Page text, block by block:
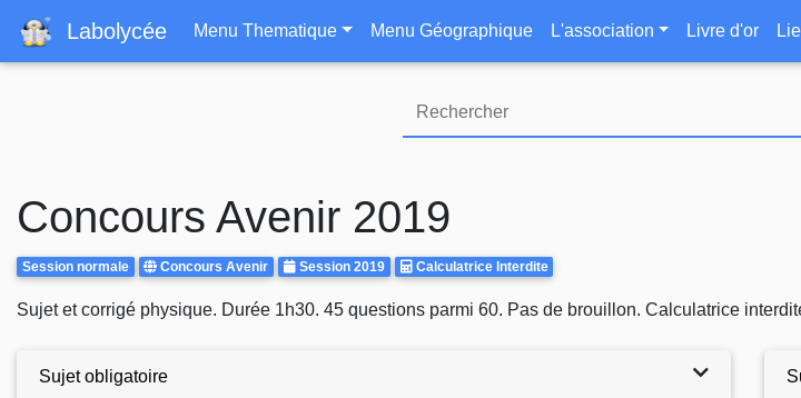
au
Labolycée Navigation principale
Menu Thematique Menu Géographique L'association Livre d'or
Concours Avenir 2019
Rattrapages
Session normale
Centre
Concours Avenir Annee
Session 2019
Calculatrice
Calculatrice Interdite
Body
Sujet et corrigé physique. Durée 1h30. 45 questions parmi 60. Pas de brouillon. Calculatrice
Sujet obligatoire